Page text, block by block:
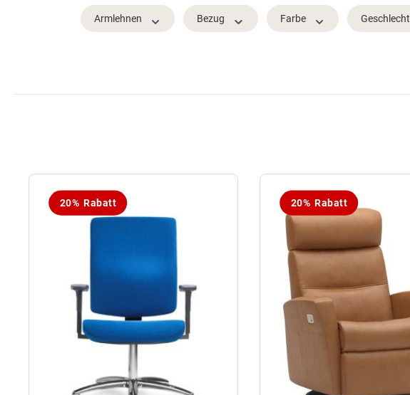
Armlehnen Bezug Farbe Geschlecht
20% Rabatt 20% Rabatt